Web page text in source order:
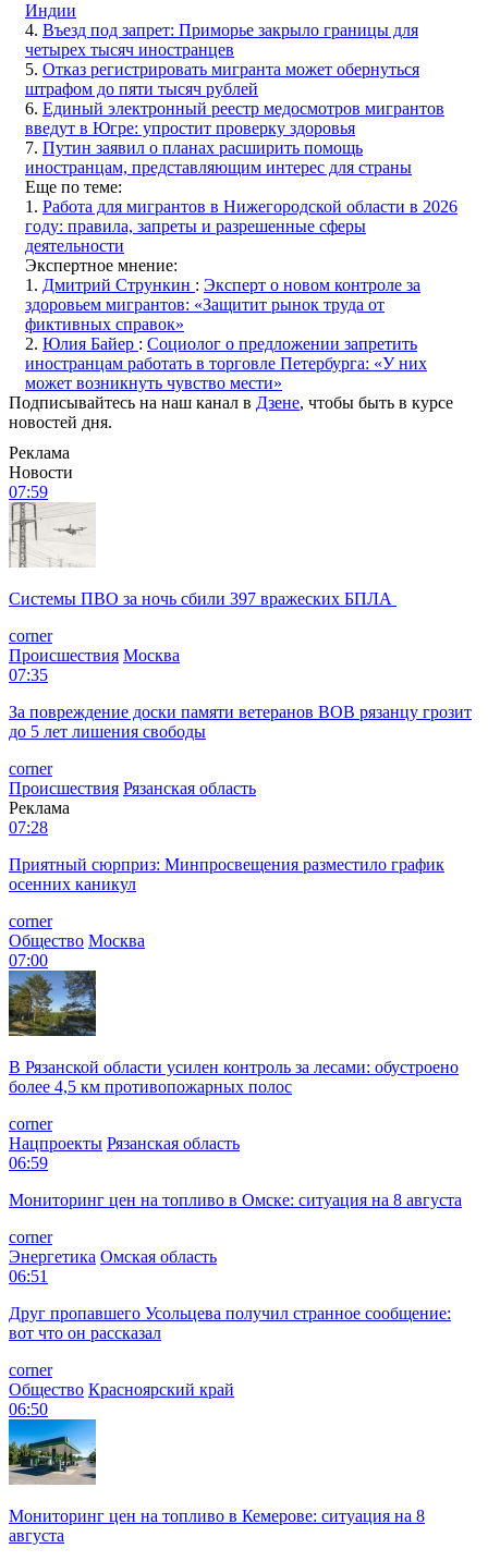
Индии
4. Въезд под запрет: Приморье закрыло границы для
четырех тысяч иностранцев
5. Отказ регистрировать мигранта может обернуться
штрафом до пяти тысяч рублей
6. Единый электронный реестр медосмотров мигрантов
введут в Югре: упростит проверку здоровья
7. Путин заявил о планах расширить помощь
иностранцам, представляющим интерес для страны
Еще по теме:
1. Работа для мигрантов в Нижегородской области в 2026
году: правила, запреты и разрешенные сферы
деятельности
Экспертное мнение:
1. Дмитрий Стрункин : Эксперт о новом контроле за
здоровьем мигрантов: «Защитит рынок труда от
фиктивных справок»
2. Юлия Байер : Социолог о предложении запретить
иностранцам работать в торговле Петербурга: «У них
может возникнуть чувство мести»
Подписывайтесь на наш канал в Дзене, чтобы быть в курсе
новостей дня.
Реклама
Новости
07:59
Системы ПВО за ночь сбили 397 вражеских БПЛА
corner
Происшествия Москва
07:35
За повреждение доски памяти ветеранов ВОВ рязанцу грозит
до 5 лет лишения свободы
corner
Происшествия Рязанская область
Реклама
07:28
Приятный сюрприз: Минпросвещения разместило график
осенних каникул
corner
Общество Москва
07:00
В Рязанской области усилен контроль за лесами: обустроено
более 4,5 км противопожарных полос
corner
Нацпроекты Рязанская область
06:59
Мониторинг цен на топливо в Омске: ситуация на 8 августа
corner
Энергетика Омская область
06:51
Друг пропавшего Усольцева получил странное сообщение:
вот что он рассказал
corner
Общество Красноярский край
06:50
Мониторинг цен на топливо в Кемерове: ситуация на 8
августа